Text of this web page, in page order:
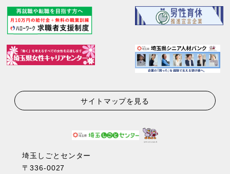
サイトマップを見る
埼玉しごとセンター
〒336-0027